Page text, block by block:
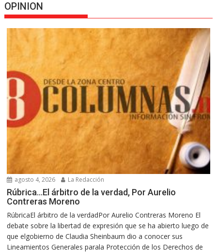
OPINION
agosto 4, 2026 La Redacción
Rúbrica…El árbitro de la verdad, Por Aurelio
Contreras Moreno
RúbricaEl árbitro de la verdadPor Aurelio Contreras Moreno El
debate sobre la libertad de expresión que se ha abierto luego de
que elgobierno de Claudia Sheinbaum dio a conocer sus
Lineamientos Generales parala Protección de los Derechos de